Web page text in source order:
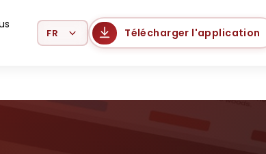
Select Language Télécharger l'application